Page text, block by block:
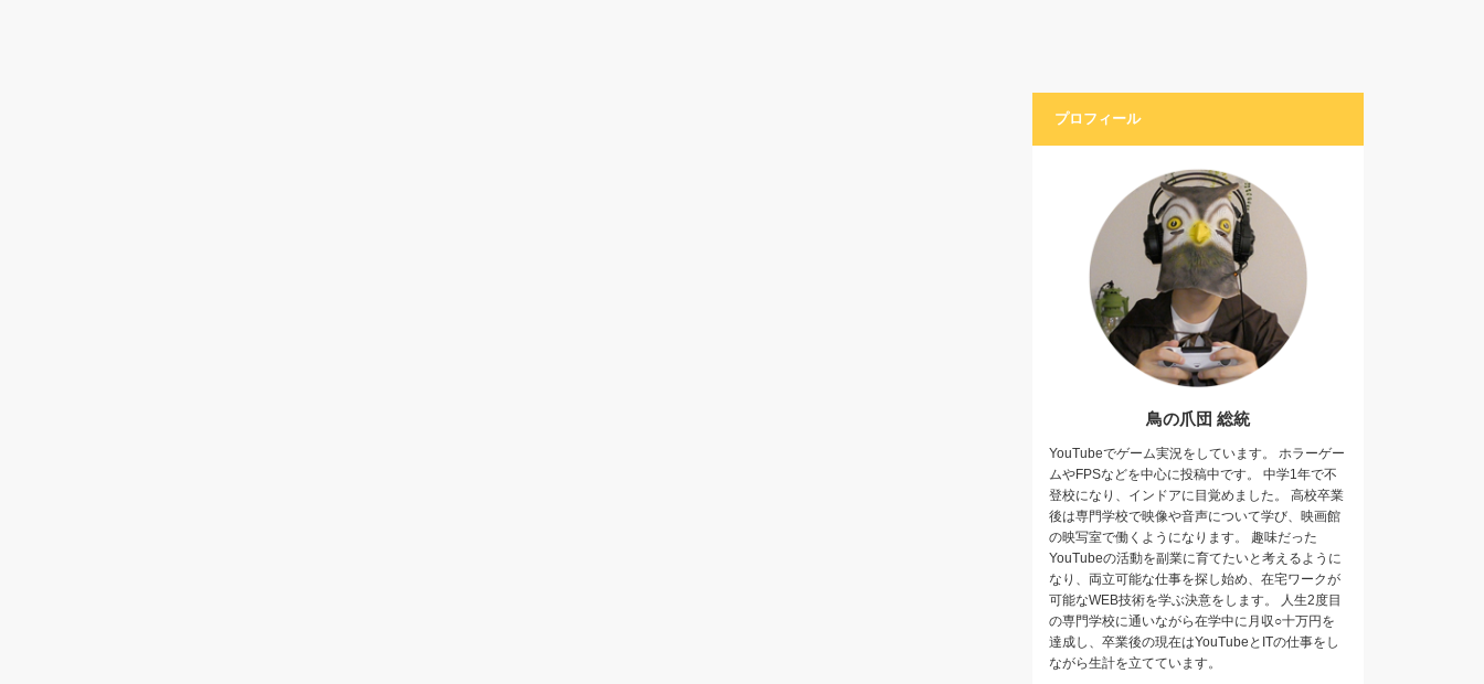
プロフィール
鳥の爪団 総統
YouTubeでゲーム実況をしています。 ホラーゲー
ムやFPSなどを中心に投稿中です。 中学1年で不
登校になり、インドアに目覚めました。 高校卒業
後は専門学校で映像や音声について学び、映画館
の映写室で働くようになります。 趣味だった
YouTubeの活動を副業に育てたいと考えるように
なり、両立可能な仕事を探し始め、在宅ワークが
可能なWEB技術を学ぶ決意をします。 人生2度目
の専門学校に通いながら在学中に月収○十万円を
達成し、卒業後の現在はYouTubeとITの仕事をし
ながら生計を立てています。